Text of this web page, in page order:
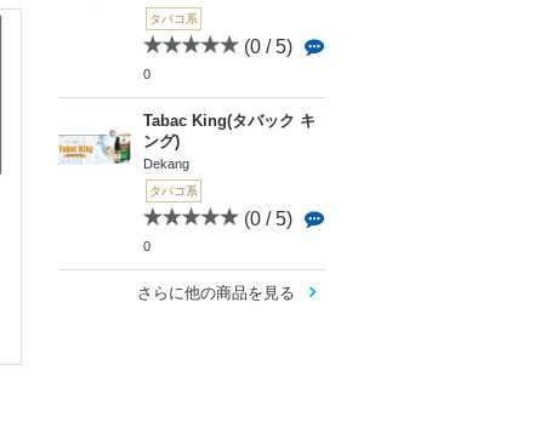
タバコ系
(0 / 5)
0
Tabac King(タバック キ
ング)
Dekang
タバコ系
(0 / 5)
0
さらに他の商品を見る
(0 / 5)
Elder Captain（エル
ダーキャプテン...
(3 / 5)
Caribbean Blend(カ
リビアンブレ...